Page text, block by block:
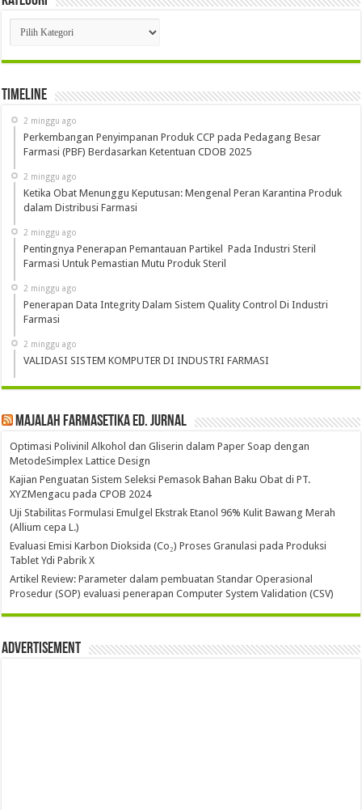
Kategori
Timeline
2 minggu ago
Perkembangan Penyimpanan Produk CCP pada Pedagang Besar
Farmasi (PBF) Berdasarkan Ketentuan CDOB 2025
2 minggu ago
Ketika Obat Menunggu Keputusan: Mengenal Peran Karantina Produk
dalam Distribusi Farmasi
2 minggu ago
Pentingnya Penerapan Pemantauan Partikel Pada Industri Steril
Farmasi Untuk Pemastian Mutu Produk Steril
2 minggu ago
Penerapan Data Integrity Dalam Sistem Quality Control Di Industri
Farmasi
2 minggu ago
VALIDASI SISTEM KOMPUTER DI INDUSTRI FARMASI
Majalah Farmasetika Ed. Jurnal
Optimasi Polivinil Alkohol dan Gliserin dalam Paper Soap dengan
MetodeSimplex Lattice Design
Kajian Penguatan Sistem Seleksi Pemasok Bahan Baku Obat di PT.
XYZMengacu pada CPOB 2024
Uji Stabilitas Formulasi Emulgel Ekstrak Etanol 96% Kulit Bawang Merah
(Allium cepa L.)
Evaluasi Emisi Karbon Dioksida (Co₂) Proses Granulasi pada Produksi
Tablet Ydi Pabrik X
Artikel Review: Parameter dalam pembuatan Standar Operasional
Prosedur (SOP) evaluasi penerapan Computer System Validation (CSV)
Advertisement